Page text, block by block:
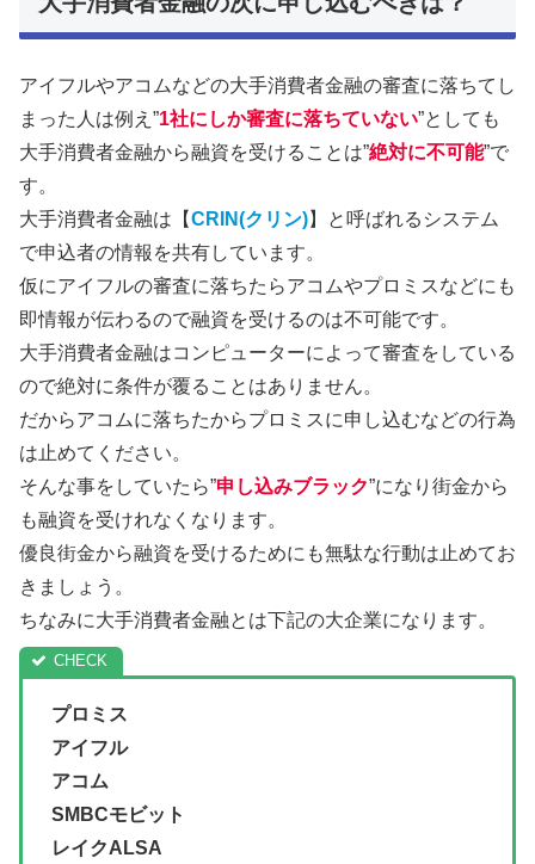
アイフルやアコムなどの大手消費者金融の審査に落ちてし
まった人は例え”1社にしか審査に落ちていない”としても
大手消費者金融から融資を受けることは”絶対に不可能”で
す。
大手消費者金融は【CRIN(クリン)】と呼ばれるシステム
で申込者の情報を共有しています。
仮にアイフルの審査に落ちたらアコムやプロミスなどにも
即情報が伝わるので融資を受けるのは不可能です。
大手消費者金融はコンピューターによって審査をしている
ので絶対に条件が覆ることはありません。
だからアコムに落ちたからプロミスに申し込むなどの行為
は止めてください。
そんな事をしていたら”申し込みブラック”になり街金から
も融資を受けれなくなります。
優良街金から融資を受けるためにも無駄な行動は止めてお
きましょう。
ちなみに大手消費者金融とは下記の大企業になります。
プロミス
アイフル
アコム
SMBCモビット
レイクALSA